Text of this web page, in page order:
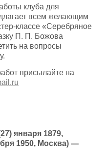
клуба для
всем желающим
классе «Серебряное
П. П. Божова
на вопросы
присылайте на
января 1879,
1950, Москва) —